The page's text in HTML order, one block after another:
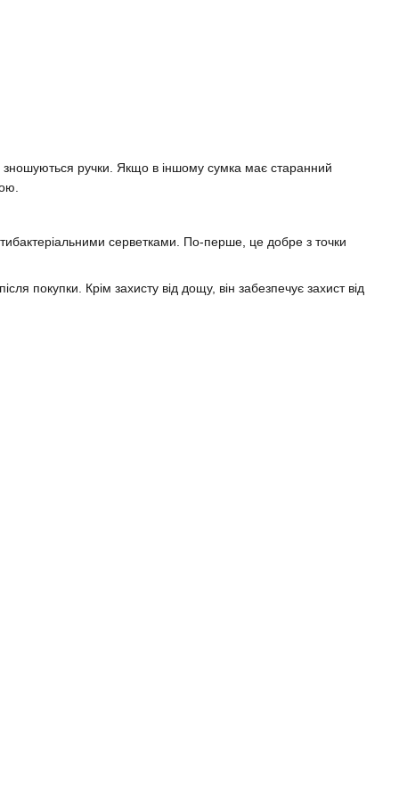
ручки. Якщо в іншому сумка має старанний
серветками. По-перше, це добре з точки
покупки. Крім захисту від дощу, він забезпечує захист від